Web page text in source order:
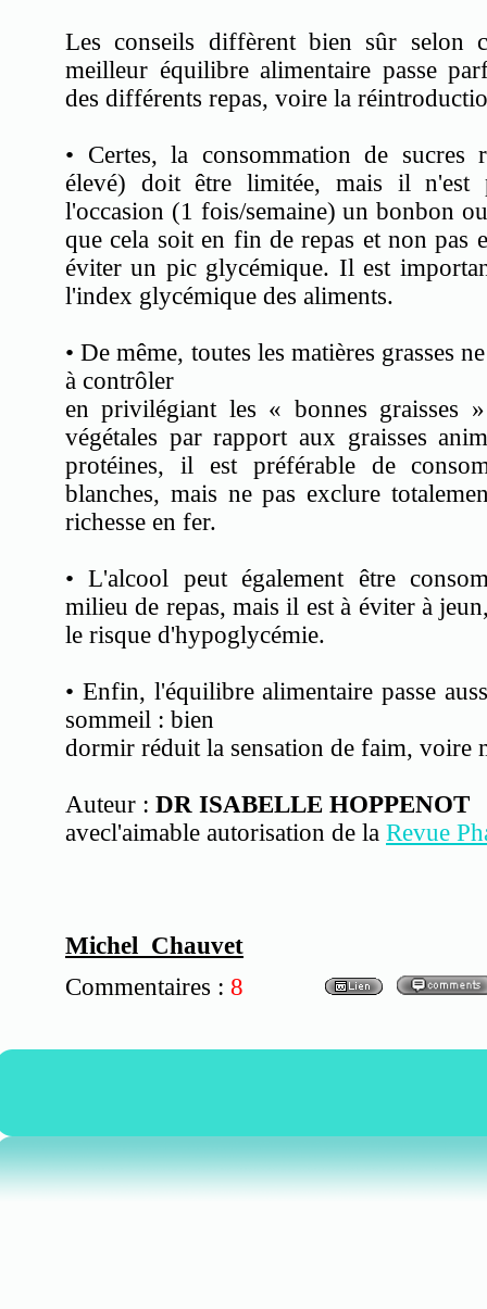
Les conseils diffèrent bien sûr selon
meilleur équilibre alimentaire passe
des différents repas, voire la
• Certes, la consommation de sucres
élevé) doit être limitée, mais il n'est
l'occasion (1 fois/semaine) un bonbon
que cela soit en fin de repas et non pas
éviter un pic glycémique. Il est
l'index glycémique des aliments.
• De même, toutes les matières grasses
à contrôler
en privilégiant les « bonnes graisses
végétales par rapport aux graisses
protéines, il est préférable de
blanches, mais ne pas exclure
richesse en fer.
• L'alcool peut également être
milieu de repas, mais il est à éviter à
le risque d'hypoglycémie.
• Enfin, l'équilibre alimentaire passe
sommeil : bien
dormir réduit la sensation de faim, voire
Auteur : DR ISABELLE HOPPENOT
avecl'aimable autorisation de la Revue
Michel Chauvet
Commentaires : 8